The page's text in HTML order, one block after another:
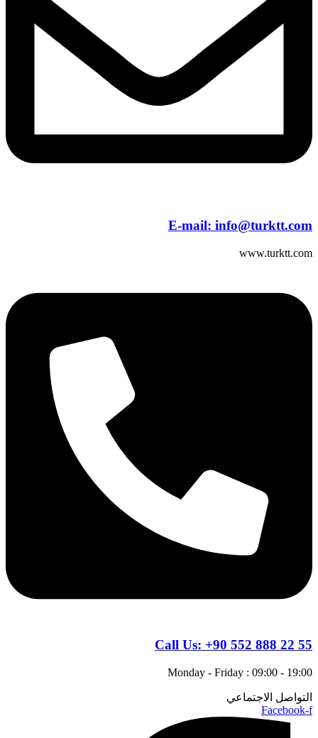
E-mail: info@turktt.com
www.turktt.com
Call Us: +90 552 888 22 55
Monday - Friday : 09:00 - 19:00
التواصل الاجتماعي
Facebook-f